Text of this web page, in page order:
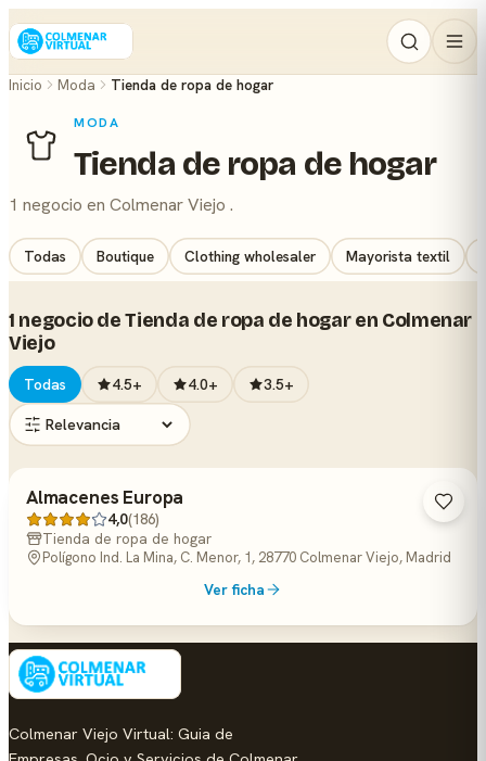
Inicio Moda Tienda de ropa de hogar
MODA
Tienda de ropa de hogar
1 negocio en Colmenar Viejo .
Todas Boutique Clothing wholesaler Mayorista textil
1 negocio de Tienda de ropa de hogar en Colmenar
Viejo
Todas 4.5+ 4.0+ 3.5+
Almacenes Europa
4,0(186)
Tienda de ropa de hogar
Polígono Ind. La Mina, C. Menor, 1, 28770 Colmenar Viejo, Madrid
Ver ficha
Colmenar Viejo Virtual: Guia de